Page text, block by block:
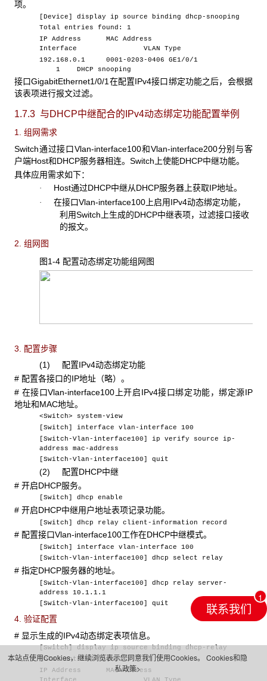
项。
[Device] display ip source binding dhcp-snooping
Total entries found: 1
IP Address MAC Address
Interface VLAN Type
192.168.0.1 0001-0203-0406 GE1/0/1
1 DHCP snooping
接口GigabitEthernet1/0/1在配置IPv4接口绑定功能之后，会根据
该表项进行报文过滤。
1.7.3 与DHCP中继配合的IPv4动态绑定功能配置举例
1. 组网需求
Switch通过接口Vlan-interface100和Vlan-interface200分别与客
户端Host和DHCP服务器相连。Switch上使能DHCP中继功能。
具体应用需求如下：
· Host通过DHCP中继从DHCP服务器上获取IP地址。
· 在接口Vlan-interface100上启用IPv4动态绑定功能，
利用Switch上生成的DHCP中继表项，过滤接口接收
的报文。
2. 组网图
图1-4 配置动态绑定功能组网图
3. 配置步骤
(1) 配置IPv4动态绑定功能
# 配置各接口的IP地址（略）。
# 在接口Vlan-interface100上开启IPv4接口绑定功能，绑定源IP
地址和MAC地址。
<Switch> system-view
[Switch] interface vlan-interface 100
[Switch-Vlan-interface100] ip verify source ip-
address mac-address
[Switch-Vlan-interface100] quit
(2) 配置DHCP中继
# 开启DHCP服务。
[Switch] dhcp enable
# 开启DHCP中继用户地址表项记录功能。
[Switch] dhcp relay client-information record
# 配置接口Vlan-interface100工作在DHCP中继模式。
[Switch] interface vlan-interface 100
[Switch-Vlan-interface100] dhcp select relay
# 指定DHCP服务器的地址。
[Switch-Vlan-interface100] dhcp relay server-
address 10.1.1.1
[Switch-Vlan-interface100] quit
4. 验证配置
# 显示生成的IPv4动态绑定表项信息。
[Switch] display ip source binding dhcp-relay
Total entries found: 1
IP Address MAC Address
联系我们
本站点使用Cookies，继续浏览表示您同意我们使用Cookies。 Cookies和隐
私政策>